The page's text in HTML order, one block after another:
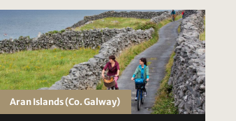
Aran Islands (Co. Galway)